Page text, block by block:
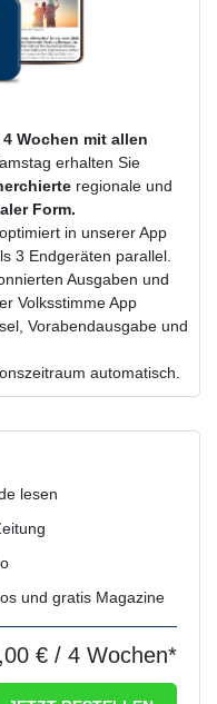
4 Wochen mit allen
erhalten Sie
regionale und
Form.
in unserer App
3 Endgeräten parallel.
Ausgaben und
Volksstimme App
Vorabendausgabe und
automatisch.
und
lesen
und gratis Magazine
€ / 4 Wochen*